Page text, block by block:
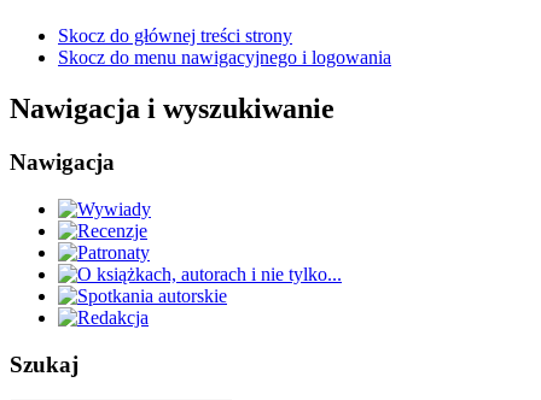
Skocz do głównej treści strony
Skocz do menu nawigacyjnego i logowania
Nawigacja i wyszukiwanie
Nawigacja
Szukaj